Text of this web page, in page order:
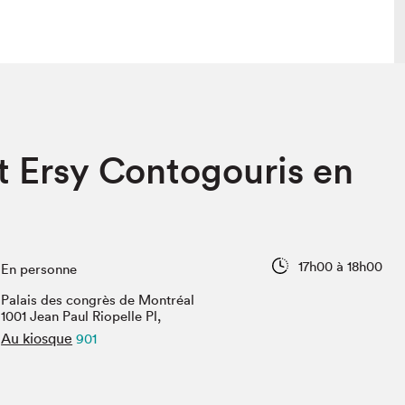
Traiteur
des
À propos
Mission et valeurs
Ersy Contogouris en
En personne
17h00 à 18h00
Palais des congrès de Montréal
1001 Jean Paul Riopelle Pl,
Au kiosque 901